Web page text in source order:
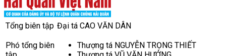
Tổng biên tập Đại tá CAO VĂN DÂN
Phó tổng biên
Thượng tá NGUYỄN TRỌNG THIẾT